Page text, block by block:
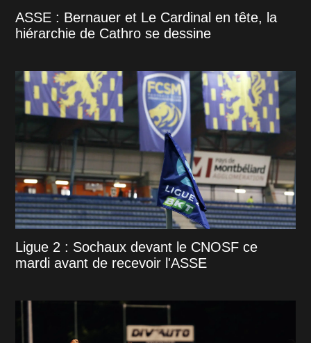
ASSE : Bernauer et Le Cardinal en tête, la
hiérarchie de Cathro se dessine
Ligue 2 : Sochaux devant le CNOSF ce
mardi avant de recevoir l'ASSE